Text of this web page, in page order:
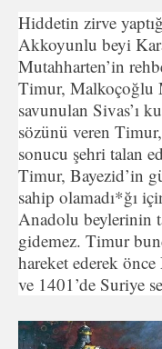
Hiddetin zirve
Akkoyunlu beyi
Mutahharten’in
Timur, Malkoçoğlu
savunulan Sivas’ı
sözünü veren
sonucu şehri talan
Timur, Bayezid’in
sahip olamadı*ğı
Anadolu beylerinin
gidemez. Timur
hareket ederek önce
ve 1401’de Suriye